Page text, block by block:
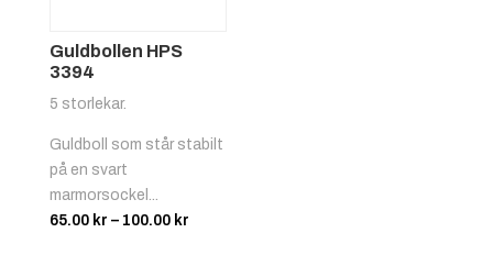
Guldbollen HPS
3394
5 storlekar.
Guldboll som står stabilt
på en svart
marmorsockel...
65.00 kr – 100.00 krPrisintervall: